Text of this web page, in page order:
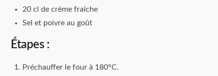
20 cl de crème fraîche
Sel et poivre au goût
Étapes :
Préchauffer le four à 180°C.